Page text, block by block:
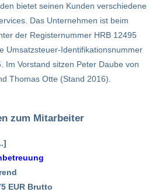
bietet seinen Kunden verschiedene
Das Unternehmen ist beim
der Registernummer HRB 12495
Umsatzsteuer-Identifikationsnummer
Im Vorstand sitzen Peter Daube von
Thomas Otte (Stand 2016).
zum Mitarbeiter
EUR Brutto